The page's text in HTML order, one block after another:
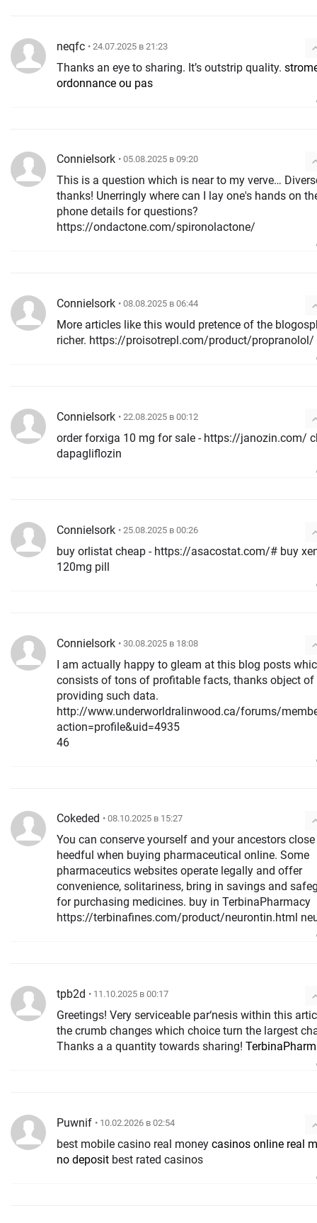
neqfc • 24.07.2025 в 21:23
Thanks an eye to sharing. It’s outstrip quality.
ordonnance ou pas
ConnieIsork • 05.08.2025 в 09:20
This is a question which is near to my verve…
thanks! Unerringly where can I lay one's hands on
phone details for questions?
https://ondactone.com/spironolactone/
ConnieIsork • 08.08.2025 в 06:44
More articles like this would pretence of the
richer. https://proisotrepl.com/product/propranolol/
ConnieIsork • 22.08.2025 в 00:12
order forxiga 10 mg for sale - https://janozin.com/ cheap
dapagliflozin
ConnieIsork • 25.08.2025 в 00:26
buy orlistat cheap - https://asacostat.com/# buy xenical
120mg pill
ConnieIsork • 30.08.2025 в 18:08
I am actually happy to gleam at this blog posts
consists of tons of profitable facts, thanks object of
providing such data.
http://www.underworldralinwood.ca/forums/
action=profile&uid=4935
46
Cokeded • 08.10.2025 в 15:27
You can conserve yourself and your ancestors
heedful when buying pharmaceutical online. Some
pharmaceutics websites operate legally and offer
convenience, solitariness, bring in savings and
for purchasing medicines. buy in TerbinaPharmacy
https://terbinafines.com/product/neurontin.html
tpb2d • 11.10.2025 в 00:17
Greetings! Very serviceable par‘nesis within this
the crumb changes which choice turn the largest
Thanks a a quantity towards sharing!
Puwnif • 10.02.2026 в 02:54
best mobile casino real money casinos online real
no deposit best rated casinos